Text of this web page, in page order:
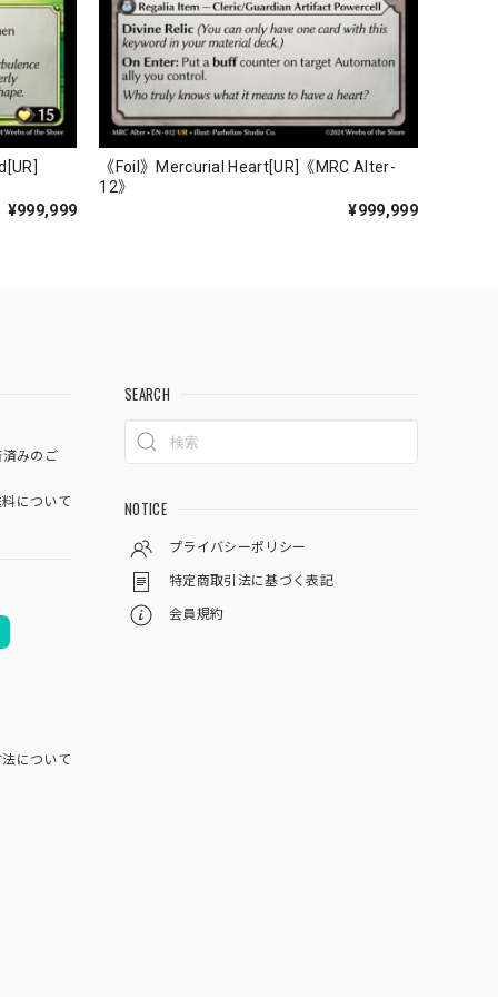
¥999,999
《Foil》Mercurial Heart[UR]《MRC Alter-
12》
¥999,999
みのご
について
について
SEARCH
NOTICE
プライバシーポリシー
特定商取引法に基づく表記
会員規約